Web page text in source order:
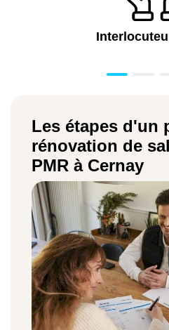
Les étapes d'un
rénovation de
PMR à Cernay